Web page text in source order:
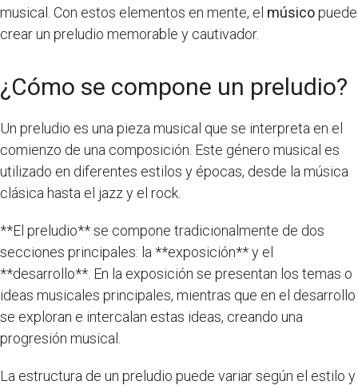
musical. Con estos elementos en mente, el músicopuede
crear un preludio memorable y cautivador.
¿Cómo se compone un preludio?
Un preludio es una pieza musical que se interpreta en el
comienzo de una composición. Este género musical es
utilizado en diferentes estilos y épocas, desde la música
clásica hasta el jazz y el rock.
**El preludio** se compone tradicionalmente de dos
secciones principales: la **exposición** y el
**desarrollo**. En la exposición se presentan los temas o
ideas musicales principales, mientras que en el desarrollo
se exploran e intercalan estas ideas, creando una
progresión musical.
La estructura de un preludio puede variar según el estilo y